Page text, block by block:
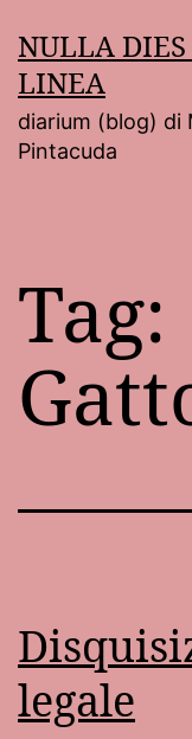
al
contenuto
NULLA
LINEA
diarium (blog) di
Pintacuda
Tag:
legale